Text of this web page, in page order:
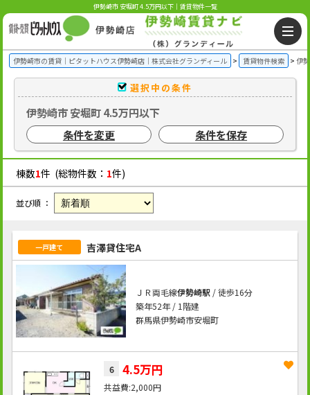
伊勢崎市 安堀町 4.5万円以下｜賃貸物件一覧
伊勢崎市の賃貸｜ピタットハウス伊勢崎店｜株式会社グランディール 賃貸物件検索 伊
選択中の条件
伊勢崎市 安堀町 4.5万円以下
条件を変更
条件を保存
棟数1件 (総物件数： 1件)
並び順 ：
一戸建て 吉澤貸住宅A
ＪＲ両毛線伊勢崎駅/ 徒歩16分
築年52年 / 1階建
群馬県伊勢崎市安堀町
6 4.5万円
2,000円